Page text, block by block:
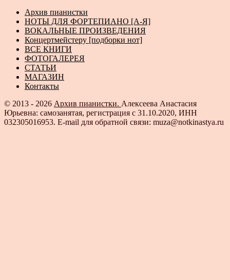
Архив пианистки
НОТЫ ДЛЯ ФОРТЕПИАНО [А-Я]
ВОКАЛЬНЫЕ ПРОИЗВЕДЕНИЯ
Концертмейстеру [подборки нот]
ВСЕ КНИГИ
ФОТОГАЛЕРЕЯ
СТАТЬИ
МАГАЗИН
Контакты
© 2013 - 2026 Архив пианистки. Алексеева Анастасия
Юрьевна: самозанятая, регистрация с 31.10.2020, ИНН
032305016953. E-mail для обратной связи: muza@notkinastya.ru